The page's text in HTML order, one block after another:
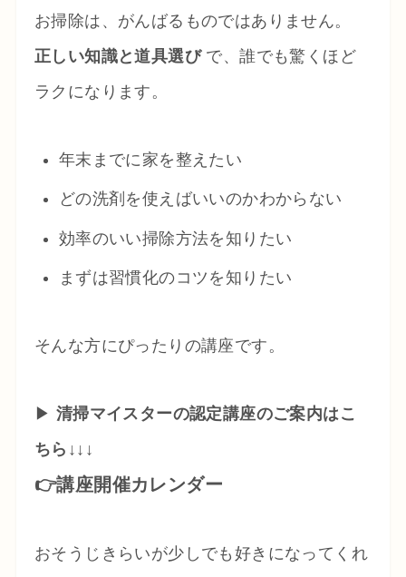
お掃除は、がんばるものではありません。
正しい知識と道具選びで、誰でも驚くほど
ラクになります。
年末までに家を整えたい
どの洗剤を使えばいいのかわからない
効率のいい掃除方法を知りたい
まずは習慣化のコツを知りたい
そんな方にぴったりの講座です。
▶ 清掃マイスターの認定講座のご案内はこ
ちら↓↓↓
👉講座開催カレンダー
おそうじきらいが少しでも好きになってくれ